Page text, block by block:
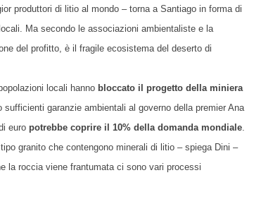
produttori di litio al mondo – torna a Santiago in forma di
Ma secondo le associazioni ambientaliste e la
del profitto, è il fragile ecosistema del deserto di
locali hanno bloccato il progetto della miniera
garanzie ambientali al governo della premier Ana
euro potrebbe coprire il 10% della domanda mondiale.
tipo granito che contengono minerali di litio – spiega Dini –
la roccia viene frantumata ci sono vari processi